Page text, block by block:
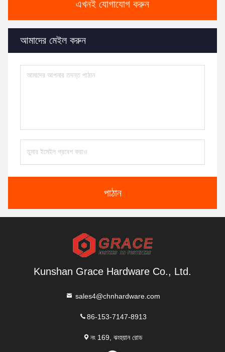
এখনই যোগাযোগ করুন
আমাদের মেইল ​​করুন
পাঠান
Kunshan Grace Hardware Co., Ltd.
sales4@chnhardware.com
86-153-7147-8913
নং 169, ঝংহুয়ান রোড